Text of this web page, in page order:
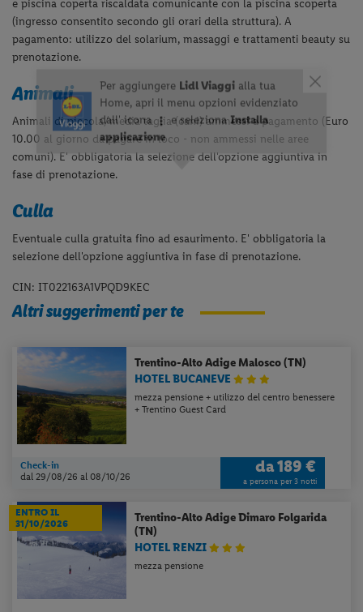
e piscina coperta riscaldata comunicante con la piscina scoperta
(ingresso consentito secondo gli orari della struttura). A
pagamento: utilizzo del solarium, massaggi e trattamenti beauty su
prenotazione.
Animali
Animali di piccola/media taglia (cani) ammessi a pagamento (Euro
10.00 al giorno da pagare in loco - non ammessi nelle aree
comuni). E' obbligatoria la selezione dell'opzione aggiuntiva in
fase di prenotazione.
Culla
Eventuale culla gratuita fino ad esaurimento. E' obbligatoria la
selezione dell'opzione aggiuntiva in fase di prenotazione.
CIN: IT022163A1VPQD9KEC
Altri suggerimenti per te
Trentino-Alto Adige Malosco (TN)
HOTEL BUCANEVE
mezza pensione + utilizzo del centro benessere
+ Trentino Guest Card
Check-in
dal 29/08/26al 08/10/26
da189 €
a persona per 3 notti
Trentino-Alto AdigeDimaro Folgarida
(TN)
HOTEL RENZI
mezza pensione
ENTRO IL
31/10/2026